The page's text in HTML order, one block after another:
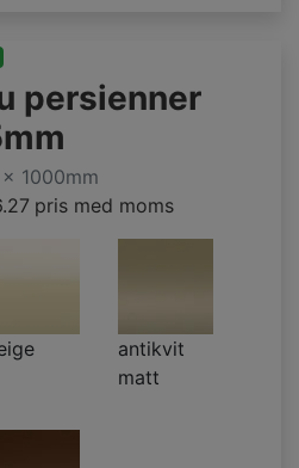
persienner
1000mm
pris med moms
antikvit
matt